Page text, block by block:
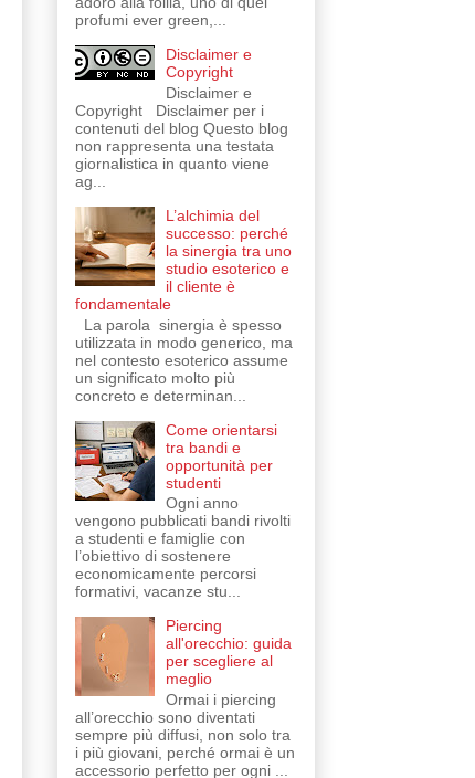
profumi ever green,...
Disclaimer e
Copyright
Disclaimer e
Copyright Disclaimer per i
contenuti del blog Questo blog
non rappresenta una testata
giornalistica in quanto viene
ag...
L’alchimia del
successo: perché
la sinergia tra uno
studio esoterico e
il cliente è
fondamentale
La parola sinergia è spesso
utilizzata in modo generico, ma
nel contesto esoterico assume
un significato molto più
concreto e determinan...
Come orientarsi
tra bandi e
opportunità per
studenti
Ogni anno
vengono pubblicati bandi rivolti
a studenti e famiglie con
l’obiettivo di sostenere
economicamente percorsi
formativi, vacanze stu...
Piercing
all'orecchio: guida
per scegliere al
meglio
Ormai i piercing
all’orecchio sono diventati
sempre più diffusi, non solo tra
i più giovani, perché ormai è un
accessorio perfetto per ogni ...